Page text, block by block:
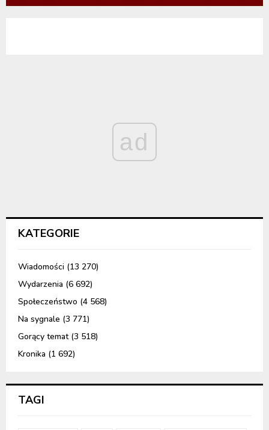
ad
KATEGORIE
Wiadomości (13 270)
Wydarzenia (6 692)
Społeczeństwo (4 568)
Na sygnale (3 771)
Gorący temat(3 518)
Kronika (1 692)
TAGI